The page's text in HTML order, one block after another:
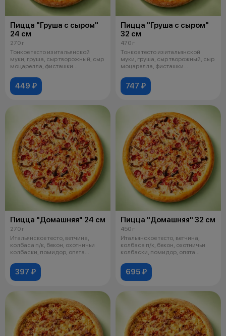
Пицца "Груша с сыром"
24 см
270 г
Тонкое тесто из итальянской
муки, груша, сыр творожный, сыр
моцарелла, фисташки
449 ₽
Пицца "Груша с сыром"
32 см
470 г
Тонкое тесто из итальянской
муки, груша, сыр творожный, сыр
моцарелла, фисташки
747 ₽
Пицца "Домашняя" 24 см
270 г
Итальянское тесто, ветчина,
колбаса п/к, бекон, охотничьи
колбаски, помидор, опята
397 ₽
Пицца "Домашняя" 32 см
450 г
Итальянское тесто, ветчина,
колбаса п/к, бекон, охотничьи
колбаски, помидор, опята
695 ₽